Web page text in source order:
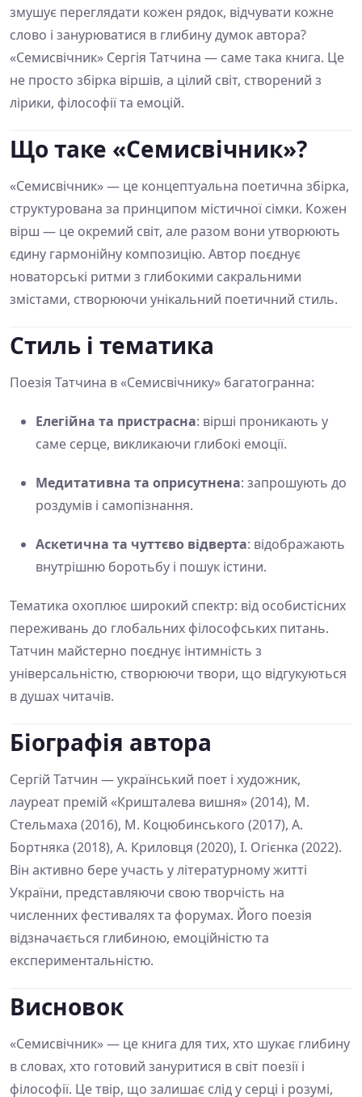
змушує переглядати кожен рядок, відчувати кожне
слово і занурюватися в глибину думок автора?
«Семисвічник» Сергія Татчина — саме така книга. Це
не просто збірка віршів, а цілий світ, створений з
лірики, філософії та емоцій.
Що таке «Семисвічник»?
«Семисвічник» — це концептуальна поетична збірка,
структурована за принципом містичної сімки. Кожен
вірш — це окремий світ, але разом вони утворюють
єдину гармонійну композицію. Автор поєднує
новаторські ритми з глибокими сакральними
змістами, створюючи унікальний поетичний стиль.
Стиль і тематика
Поезія Татчина в «Семисвічнику» багатогранна:
Елегійна та пристрасна: вірші проникають у
саме серце, викликаючи глибокі емоції.
Медитативна та оприсутнена: запрошують до
роздумів і самопізнання.
Аскетична та чуттєво відверта: відображають
внутрішню боротьбу і пошук істини.
Тематика охоплює широкий спектр: від особистісних
переживань до глобальних філософських питань.
Татчин майстерно поєднує інтимність з
універсальністю, створюючи твори, що відгукуються
в душах читачів.
Біографія автора
Сергій Татчин — український поет і художник,
лауреат премій «Кришталева вишня» (2014), М.
Стельмаха (2016), М. Коцюбинського (2017), А.
Бортняка (2018), А. Криловця (2020), І. Огієнка (2022).
Він активно бере участь у літературному житті
України, представляючи свою творчість на
численних фестивалях та форумах. Його поезія
відзначається глибиною, емоційністю та
експериментальністю.
Висновок
«Семисвічник» — це книга для тих, хто шукає глибину
в словах, хто готовий зануритися в світ поезії і
філософії. Це твір, що залишає слід у серці і розумі,